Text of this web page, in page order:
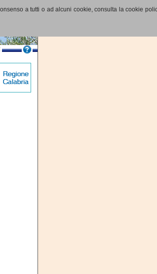
a tutti o ad alcuni cookie, consulta la cookie